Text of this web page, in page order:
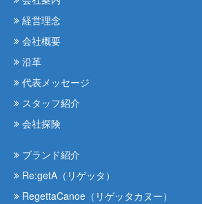
経営理念
会社概要
沿革
代表メッセージ
スタッフ紹介
会社探険
ブランド紹介
Re:getA（リゲッタ）
RegettaCanoe（リゲッタカヌー）